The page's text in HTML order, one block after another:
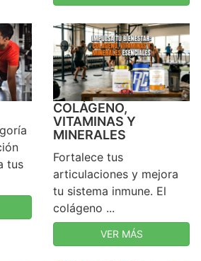
tus
COLÁGENO,
VITAMINAS Y
MINERALES
Fortalece tus
articulaciones y mejora
tu sistema inmune. El
colágeno ...
VER MÁS